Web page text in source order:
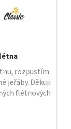
rozpustím
jeřáby. Děkuji
flétnových